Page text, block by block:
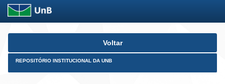
Skip
Voltar
REPOSITÓRIO INSTITUCIONAL DA UNB